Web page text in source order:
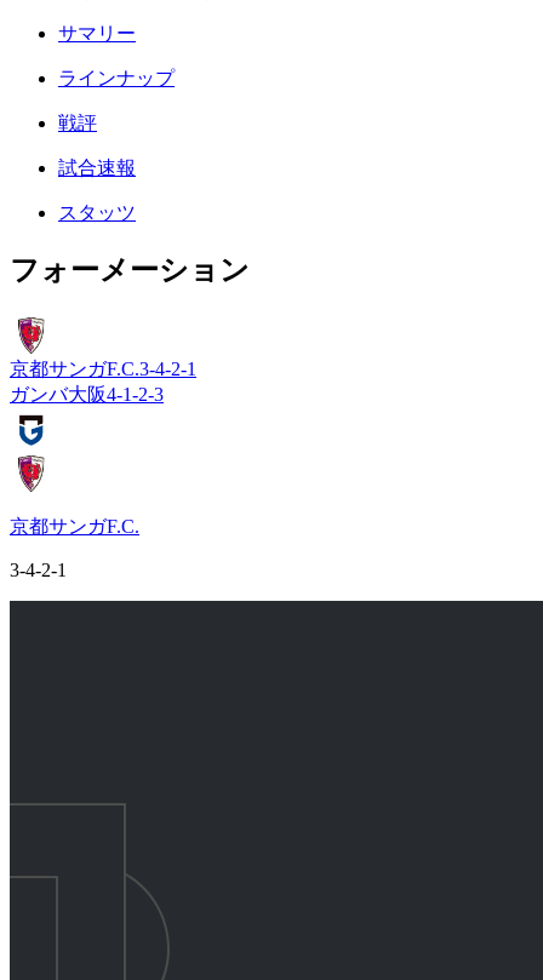
サマリー
ラインナップ
戦評
試合速報
スタッツ
フォーメーション
京都サンガF.C.3-4-2-1
ガンバ大阪4-1-2-3
京都サンガF.C.
3-4-2-1